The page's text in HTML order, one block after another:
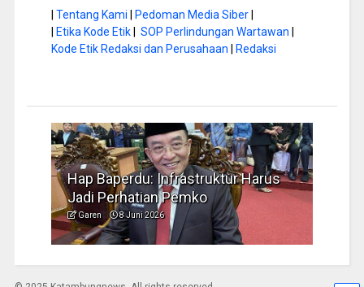
Tentang Kami Pedoman Media Siber|
Etika Kode Etik| SOP Perlindungan Wartawan
Kode Etik Redaksi dan Perusahaan
Redaksi
Hap Baperdu: Infrastruktur Harus
Jadi Perhatian Pemko
Garen 8 Juni 2026